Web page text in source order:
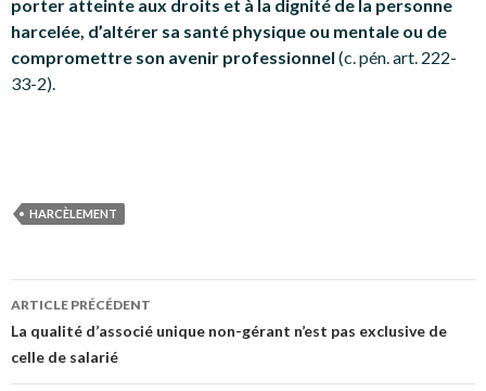
porter atteinte aux droits et à la dignité de la personne
harcelée, d’altérer sa santé physique ou mentale ou de
compromettre son avenir professionnel (c. pén. art. 222-
33-2).
HARCÈLEMENT
Navigation
des
articles
ARTICLE PRÉCÉDENT
La qualité d’associé unique non-gérant n’est pas exclusive de
celle de salarié